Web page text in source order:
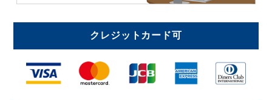
クレジットカード可